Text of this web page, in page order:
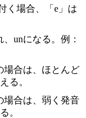
く場合、「e」は
unになる。例：
場合は、ほとんど
る。
場合は、弱く発音
。